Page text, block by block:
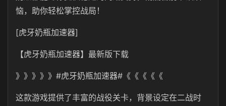
恼，助你轻松掌控战局！
[虎牙奶瓶加速器]
【虎牙奶瓶加速器】最新版下载
》》》》》#虎牙奶瓶加速器#《《《《《
这款游戏提供了丰富的战役关卡，背景设定在二战时